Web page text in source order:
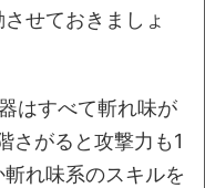
せておきましょ
はすべて斬れ味が
さがると攻撃力も1
れ味系のスキルを